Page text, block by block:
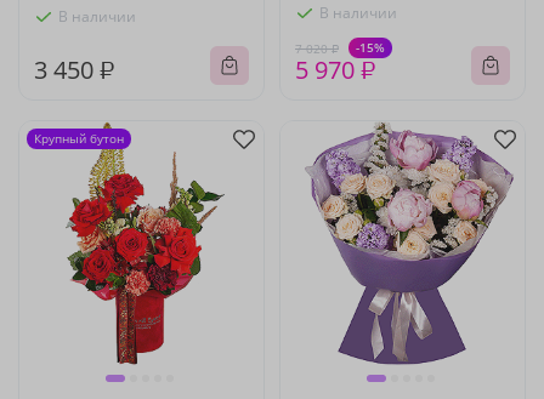
В наличии
3 450 ₽
В наличии
7 020 ₽ -15%
5 970 ₽
Крупный бутон